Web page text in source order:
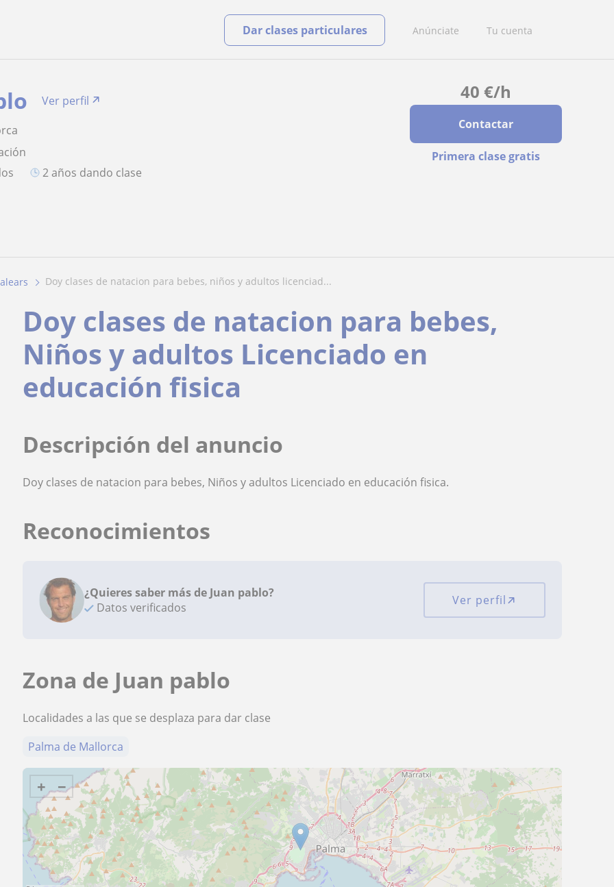
Anúnciate Tu cuenta
Dar clases particulares
40 €/h
Contactar
Primera clase gratis
Ver perfil
2 años dando clase
doy clases de natacion para bebes, niños y adultos licenciad...
Doy clases de natacion para bebes,
Niños y adultos Licenciado en
educación fisica
Descripción del anuncio
Doy clases de natacion para bebes, Niños y adultos Licenciado en educación fisica.
Reconocimientos
¿Quieres saber más de Juan pablo?
Datos verificados
Ver perfil
Zona de Juan pablo
Localidades a las que se desplaza para dar clase
Palma de Mallorca
+ −